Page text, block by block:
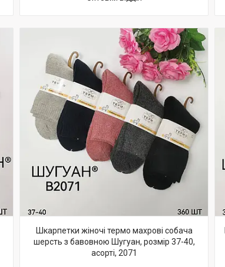
Шкарпетки жіночі термо махрові собача
шерсть з бавовною Шугуан, розмір 37-40,
асорті, 2071